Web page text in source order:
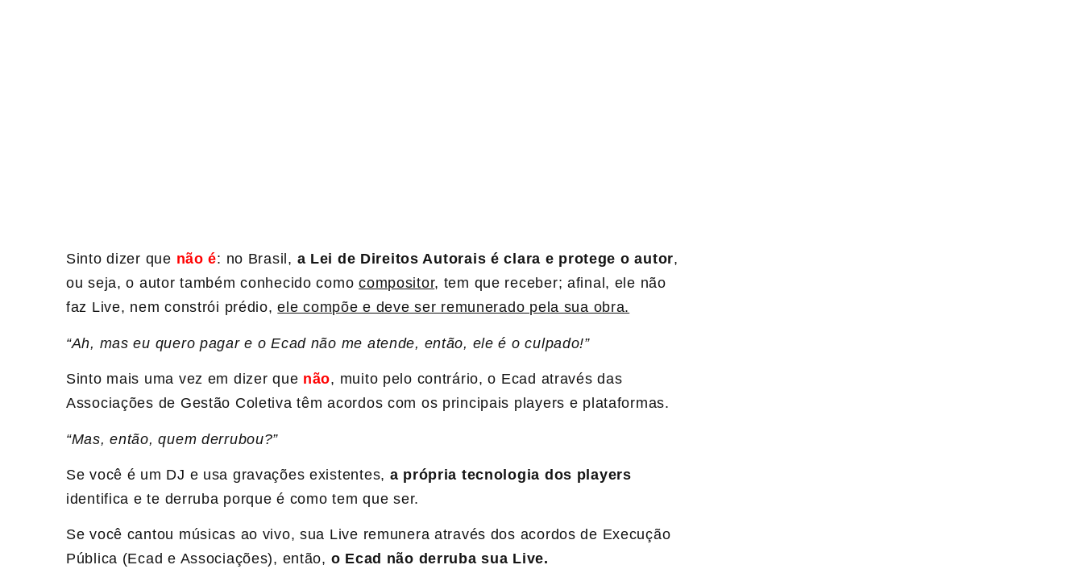
Sinto dizer que não é: no Brasil, a Lei de Direitos Autorais é clara e protege o autor,
ou seja, o autor também conhecido comocompositor, tem que receber; afinal, ele não
faz Live, nem constrói prédio,ele compõe e deve ser remunerado pela sua obra.
“Ah, mas eu quero pagar e o Ecad não me atende, então, ele é o culpado!”
Sinto mais uma vez em dizer que não, muito pelo contrário, o Ecad através das
Associações de Gestão Coletiva têm acordos com os principais players e plataformas.
“Mas, então, quem derrubou?”
Se você é um DJ e usa gravações existentes, a própria tecnologia dos players
identifica e te derruba porque é como tem que ser.
Se você cantou músicas ao vivo, sua Live remunera através dos acordos de Execução
Pública (Ecad e Associações), então, o Ecad não derruba sua Live.